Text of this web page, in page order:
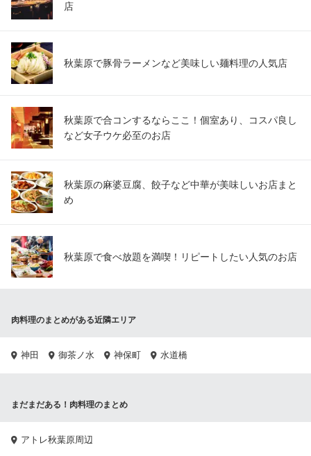
店
秋葉原で豚骨ラーメンなど美味しい麺料理の人気店
秋葉原で合コンするならここ！個室あり、コスパ良し
など女子ウケ必至のお店
秋葉原の麻婆豆腐、餃子など中華が美味しいお店まと
め
秋葉原で食べ放題を満喫！リピートしたい人気のお店
肉料理のまとめがある近隣エリア
神田 御茶ノ水 神保町 水道橋
まだまだある！肉料理のまとめ
アトレ秋葉原周辺